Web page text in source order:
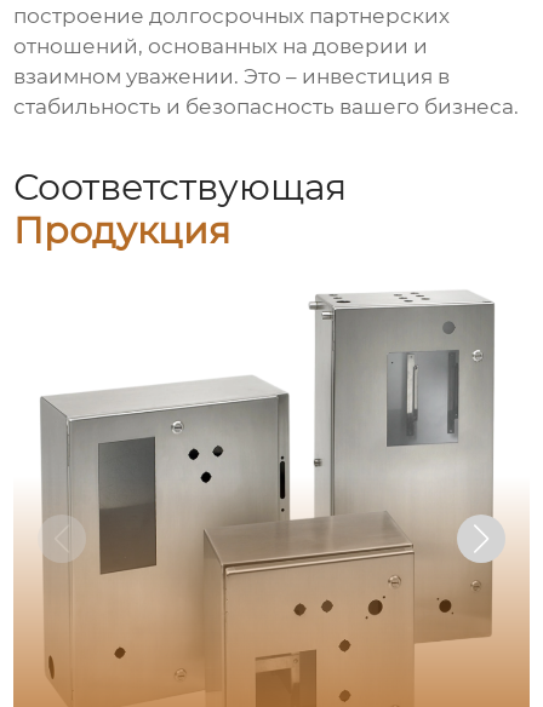
построение долгосрочных партнерских
отношений, основанных на доверии и
взаимном уважении. Это – инвестиция в
стабильность и безопасность вашего бизнеса.
Соответствующая
Продукция